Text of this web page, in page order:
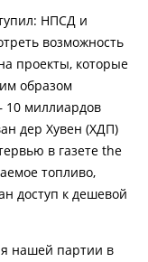
НПСД и
возможность
проекты, которые
образом
10 миллиардов
дер Хувен (ХДП)
в газете the
топливо,
доступ к дешевой
нашей партии в